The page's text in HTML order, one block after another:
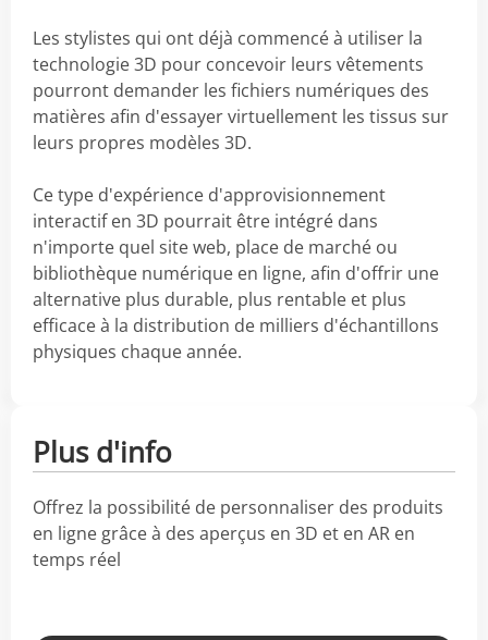
Les stylistes qui ont déjà commencé à utiliser la
technologie 3D pour concevoir leurs vêtements
pourront demander les fichiers numériques des
matières afin d'essayer virtuellement les tissus sur
leurs propres modèles 3D.
Ce type d'expérience d'approvisionnement
interactif en 3D pourrait être intégré dans
n'importe quel site web, place de marché ou
bibliothèque numérique en ligne, afin d'offrir une
alternative plus durable, plus rentable et plus
efficace à la distribution de milliers d'échantillons
physiques chaque année.
Plus d'info
Offrez la possibilité de personnaliser des produits
en ligne grâce à des aperçus en 3D et en AR en
temps réel